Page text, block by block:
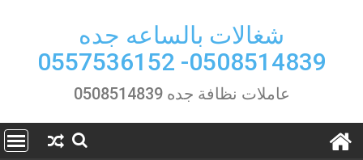
شغالات بالساعه جده
0508514839- 0557536152
عاملات نظافة جده 0508514839